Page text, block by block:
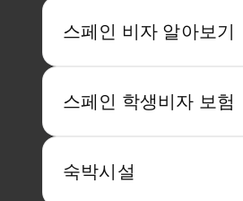
스페인 비자 알아보기
스페인 학생비자 보험
숙박시설